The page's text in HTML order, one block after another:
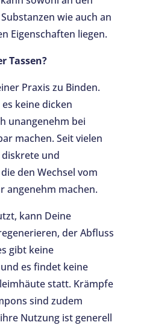
wie auch an
Eigenschaften liegen.
Tassen?
Praxis zu Binden.
keine dicken
unangenehm bei
machen. Seit vielen
und
den Wechsel vom
angenehm machen.
kann Deine
der Abfluss
gibt keine
es findet keine
statt. Krämpfe
sind zudem
Nutzung ist generell